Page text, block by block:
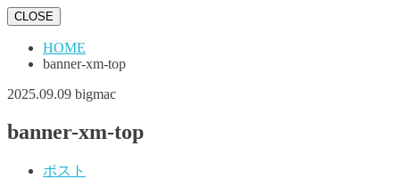
CLOSE
HOME
banner-xm-top
2025.09.09 bigmac
banner-xm-top
ポスト